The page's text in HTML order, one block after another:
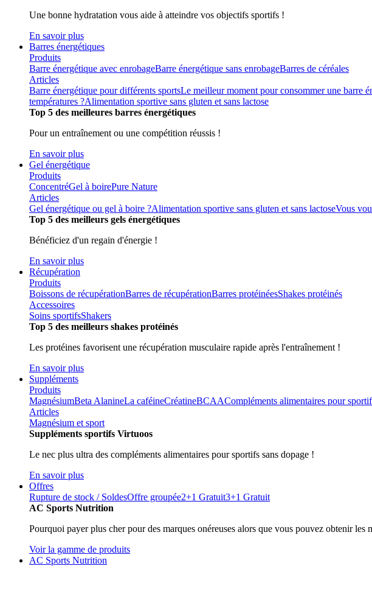
Une bonne hydratation vous aide à atteindre vos objectifs sportifs !
En savoir plus
Barres énergétiques
Produits
Barre énergétique avec enrobageBarre énergétique sans enrobageBarres de céréales
Articles
Barre énergétique pour différents sportsLe meilleur moment pour consommer une barre
températures ?Alimentation sportive sans gluten et sans lactose
Top 5 des meilleures barres énergétiques
Pour un entraînement ou une compétition réussis !
En savoir plus
Gel énergétique
Produits
ConcentréGel à boirePure Nature
Articles
Gel énergétique ou gel à boire ?Alimentation sportive sans gluten et sans lactoseVous
Top 5 des meilleurs gels énergétiques
Bénéficiez d'un regain d'énergie !
En savoir plus
Récupération
Produits
Boissons de récupérationBarres de récupérationBarres protéinéesShakes protéinés
Accessoires
Soins sportifsShakers
Top 5 des meilleurs shakes protéinés
Les protéines favorisent une récupération musculaire rapide après l'entraînement !
En savoir plus
Suppléments
Produits
MagnésiumBeta AlanineLa caféineCréatineBCAACompléments alimentaires pour
Articles
Magnésium et sport
Suppléments sportifs Virtuoos
Le nec plus ultra des compléments alimentaires pour sportifs sans dopage !
En savoir plus
Offres
Rupture de stock / SoldesOffre groupée2+1 Gratuit3+1 Gratuit
AC Sports Nutrition
Pourquoi payer plus cher pour des marques onéreuses alors que vous pouvez obtenir les
Voir la gamme de produits
AC Sports Nutrition